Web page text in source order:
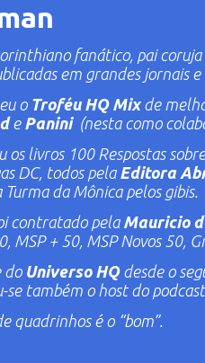
fanático, pai
em grandes jornais e
o Troféu HQ Mixde
e Panini (nesta como
os livros 100 Respostas
DC, todos pela Editora
Turma da Mônicapelos gibis.
contratado pela Mauricio
, MSP + 50, MSP Novos 50,
do Universo HQdesde o
se também o hostdo podcast
quadrinhos é o “bom”.